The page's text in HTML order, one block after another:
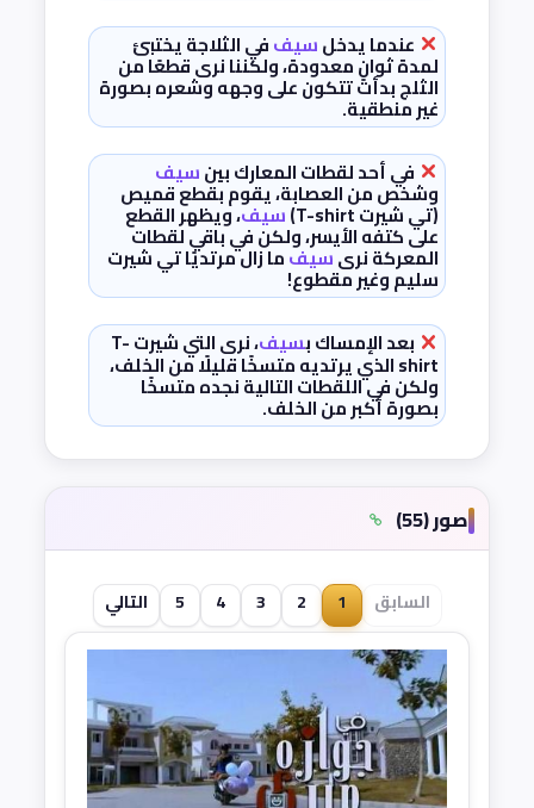
عندما يدخلسيففي الثلاجة يختبئ
لمدة ثوانٍ معدودة، ولكننا نرى قطعًا من
الثلج بدأت تتكون على وجهه وشعره بصورة
غير منطقية.
في أحد لقطات المعارك بينسيف
وشخص من العصابة، يقوم بقطع قميص
(تي شيرت T-shirt) سيف، ويظهر القطع
على كتفه الأيسر، ولكن في باقي لقطات
المعركة نرىسيفما زال مرتديًا تي شيرت
سليم وغير مقطوع!
بعد الإمساك بسيف ، نرى التي شيرت T-
shirt الذي يرتديه متسخًا قليلًا من الخلف،
ولكن في اللقطات التالية نجده متسخًا
بصورة أكبر من الخلف.
صور (55)
السابق 1
2
3
4
5 التالي